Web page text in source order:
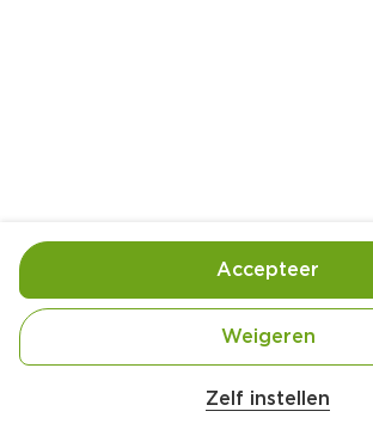
Handige informatie over dit product
Beter Leven 2 Ster
Zelf instellen
Weigeren
Accepteer